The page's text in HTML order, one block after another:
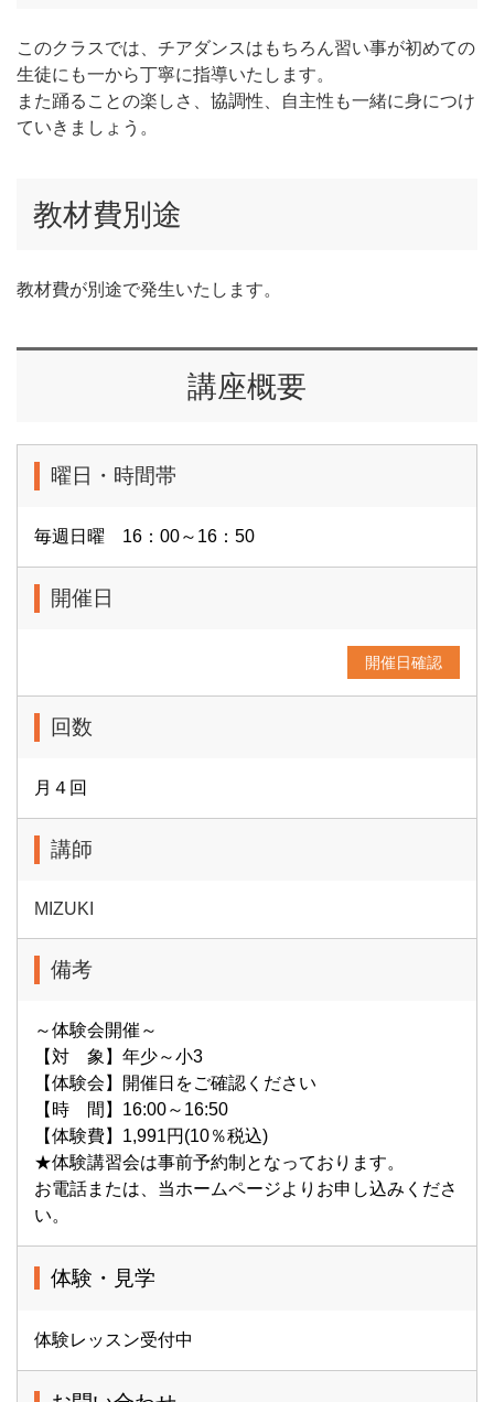
このクラスでは、チアダンスはもちろん習い事が初めての
生徒にも一から丁寧に指導いたします。
また踊ることの楽しさ、協調性、自主性も一緒に身につけ
ていきましょう。
教材費別途
教材費が別途で発生いたします。
講座概要
曜日・時間帯
毎週日曜 16：00～16：50
開催日
開催日確認
回数
月４回
講師
MIZUKI
備考
～体験会開催～
【対 象】年少～小3
【体験会】開催日をご確認ください
【時 間】16:00～16:50
【体験費】1,991円(10％税込)
★体験講習会は事前予約制となっております。
お電話または、当ホームページよりお申し込みくださ
い。
体験・見学
体験レッスン受付中